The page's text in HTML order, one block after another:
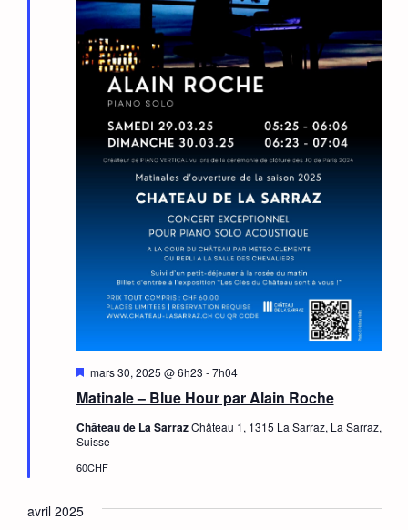
Matinale – Blue Hour par Alain Roche
Mis
avant
mars 30, 2025 @ 6h23 -7h04
Château de La SarrazChâteau 1, 1315 La Sarraz, La Sarraz,
Suisse
60CHF
avril 2025